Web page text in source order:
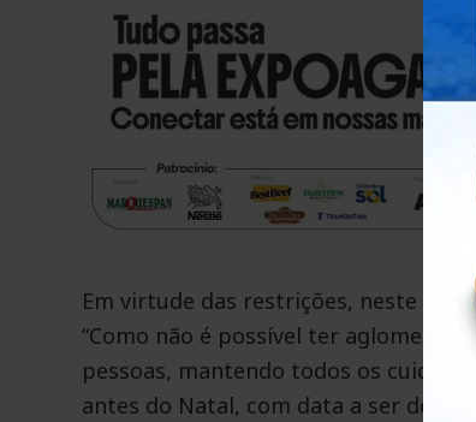
Em virtude das restrições, neste
“Como não é possível ter
pessoas, mantendo todos os
antes do Natal, com data a ser